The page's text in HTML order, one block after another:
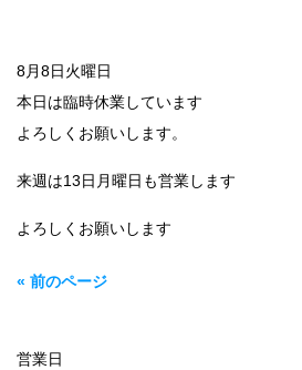
8月8日火曜日
本日は臨時休業しています
よろしくお願いします。
来週は13日月曜日も営業します
よろしくお願いします
« 前のページ
営業日